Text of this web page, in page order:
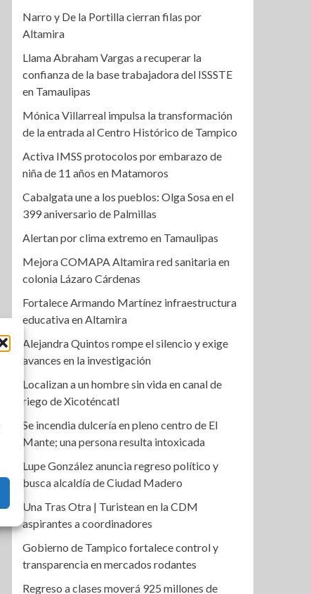
Narro y De la Portilla cierran filas por
Altamira
Llama Abraham Vargas a recuperar la
confianza de la base trabajadora del ISSSTE
en Tamaulipas
Mónica Villarreal impulsa la transformación
de la entrada al Centro Histórico de Tampico
Activa IMSS protocolos por embarazo de
niña de 11 años en Matamoros
Cabalgata une a los pueblos: Olga Sosa en el
399 aniversario de Palmillas
Alertan por clima extremo en Tamaulipas
Mejora COMAPA Altamira red sanitaria en
colonia Lázaro Cárdenas
Fortalece Armando Martínez infraestructura
educativa en Altamira
Alejandra Quintos rompe el silencio y exige
avances en la investigación
Localizan a un hombre sin vida en canal de
riego de Xicoténcatl
Se incendia dulcería en pleno centro de El
Mante; una persona resulta intoxicada
Lupe González anuncia regreso político y
busca alcaldía de Ciudad Madero
Una Tras Otra | Turistean en la CDM
aspirantes a coordinadores
Gobierno de Tampico fortalece control y
transparencia en mercados rodantes
Regreso a clases moverá 925 millones de